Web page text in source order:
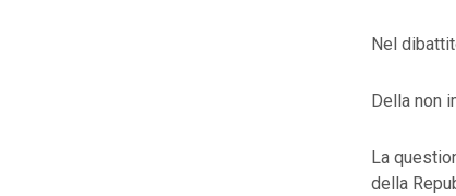
Nel
Della non
La
della